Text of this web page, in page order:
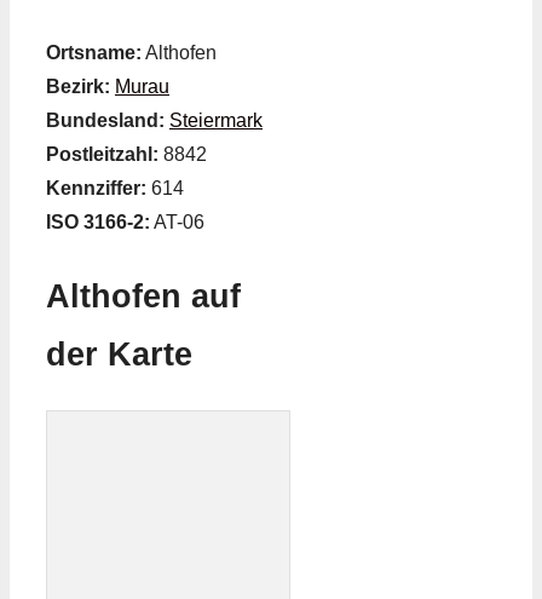
Ortsname: Althofen
Bezirk: Murau
Bundesland: Steiermark
Postleitzahl: 8842
Kennziffer: 614
ISO 3166-2: AT-06
Althofen auf
der Karte